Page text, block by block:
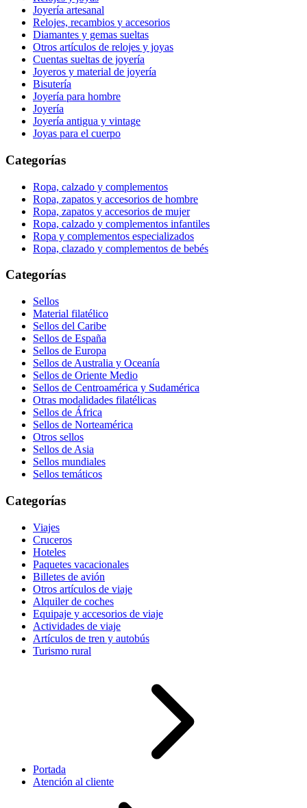
Joyería artesanal
Relojes, recambios y accesorios
Diamantes y gemas sueltas
Otros artículos de relojes y joyas
Cuentas sueltas de joyería
Joyeros y material de joyería
Bisutería
Joyería para hombre
Joyería
Joyería antigua y vintage
Joyas para el cuerpo
Categorías
Ropa, calzado y complementos
Ropa, zapatos y accesorios de hombre
Ropa, zapatos y accesorios de mujer
Ropa, calzado y complementos infantiles
Ropa y complementos especializados
Ropa, clazado y complementos de bebés
Categorías
Sellos
Material filatélico
Sellos del Caribe
Sellos de España
Sellos de Europa
Sellos de Australia y Oceanía
Sellos de Oriente Medio
Sellos de Centroamérica y Sudamérica
Otras modalidades filatélicas
Sellos de África
Sellos de Norteamérica
Otros sellos
Sellos de Asia
Sellos mundiales
Sellos temáticos
Categorías
Viajes
Cruceros
Hoteles
Paquetes vacacionales
Billetes de avión
Otros artículos de viaje
Alquiler de coches
Equipaje y accesorios de viaje
Actividades de viaje
Artículos de tren y autobús
Turismo rural
Portada
Atención al cliente